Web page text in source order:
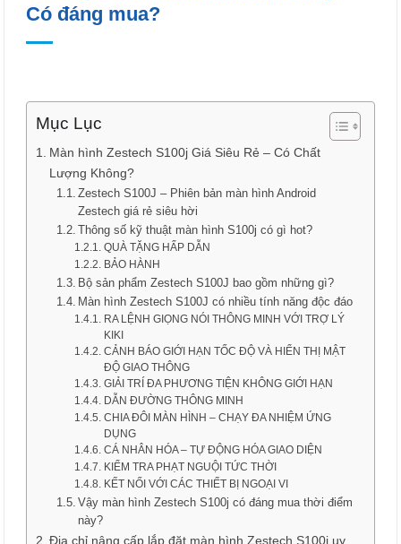
Có đáng mua?
Mục Lục
Màn hình Zestech S100j Giá Siêu Rẻ – Có Chất
Lượng Không?
Zestech S100J – Phiên bản màn hình Android
Zestech giá rẻ siêu hời
Thông số kỹ thuật màn hình S100j có gì hot?
QUÀ TẶNG HẤP DẪN
BẢO HÀNH
Bộ sản phẩm Zestech S100J bao gồm những gì?
Màn hình Zestech S100J có nhiều tính năng độc đáo
RA LỆNH GIỌNG NÓI THÔNG MINH VỚI TRỢ LÝ
KIKI
CẢNH BÁO GIỚI HẠN TỐC ĐỘ VÀ HIỂN THỊ MẬT
ĐỘ GIAO THÔNG
GIẢI TRÍ ĐA PHƯƠNG TIỆN KHÔNG GIỚI HẠN
DẪN ĐƯỜNG THÔNG MINH
CHIA ĐÔI MÀN HÌNH – CHẠY ĐA NHIỆM ỨNG
DỤNG
CÁ NHÂN HÓA – TỰ ĐỘNG HÓA GIAO DIỆN
KIỂM TRA PHẠT NGUỘI TỨC THỜI
KẾT NỐI VỚI CÁC THIẾT BỊ NGOẠI VI
Vậy màn hình Zestech S100j có đáng mua thời điểm
này?
Địa chỉ nâng cấp lắp đặt màn hình Zestech S100j uy